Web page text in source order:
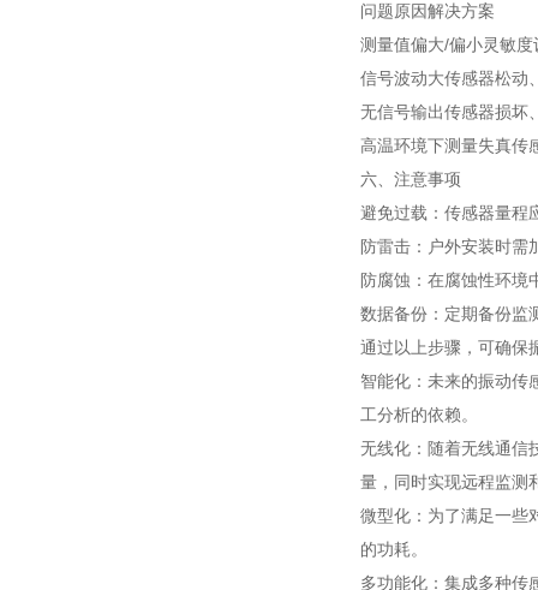
问题原因解决方案
测量值偏大/偏小灵敏
信号波动大传感器松动
无信号输出传感器损坏
高温环境下测量失真传
六、注意事项
避免过载：传感器量程
防雷击：户外安装时需
防腐蚀：在腐蚀性环境
数据备份：定期备份监
通过以上步骤，可确保
智能化：未来的振动传
工分析的依赖。
无线化：随着无线通信
量，同时实现远程监测
微型化：为了满足一些
的功耗。
多功能化：集成多种传